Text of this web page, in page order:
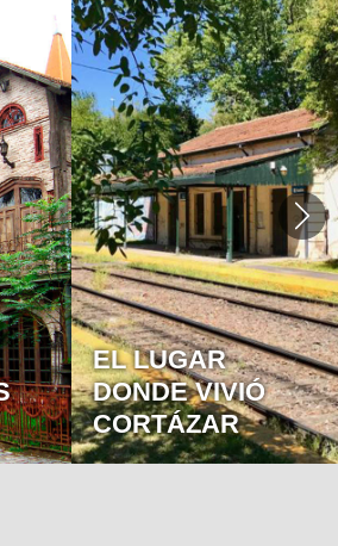
ESCAPADA AL
SUR: BORGES,
SOLDI Y
CORTAZAR